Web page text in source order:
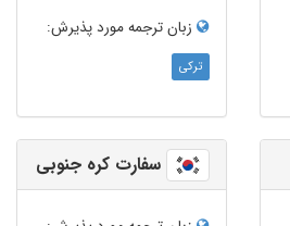
زبان ترجمه‌ مورد پذیرش:
ترکی
سفارت کره جنوبی